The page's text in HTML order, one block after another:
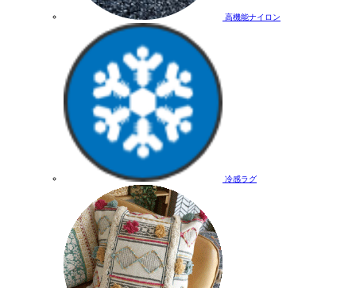
高機能ナイロン
冷感ラグ